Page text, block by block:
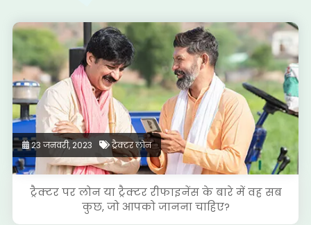
23 जनवरी, 2023 ट्रैक्टर लोन
ट्रैक्टर पर लोन या ट्रैक्टर रीफाइनेंस के बारे में वह सब
कुछ, जो आपको जानना चाहिए?